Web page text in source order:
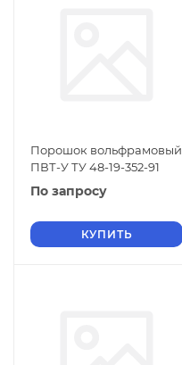
Порошок вольфрамовый
ПВТ-У ТУ 48-19-352-91
По запросу
КУПИТЬ